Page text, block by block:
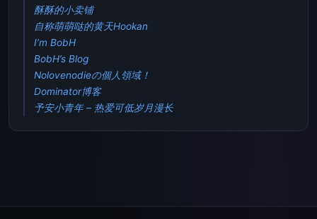
酥酥的小卖铺
自称萌萌哒的黄天Hookan
I’m BobH
BobH’s Blog
Nolovenodieの個人領域！
Dominator博客
予安小青年 – 热爱可低岁月漫长